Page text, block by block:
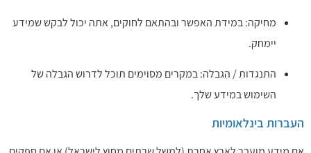
מחיקה: במידת האפשר ובהתאם לחוקים, אתה יכול לבקש שמידע
יימחק.
התנגדות / הגבלה: במקרים מסוימים תוכל לדרוש הגבלה של
השימוש במידע שלך.
העברות בינלאומיות